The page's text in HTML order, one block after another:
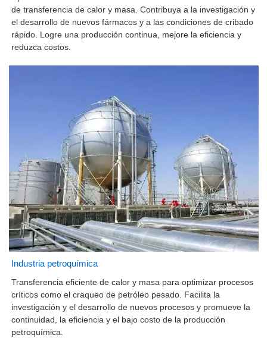
de transferencia de calor y masa. Contribuya a la investigación y
el desarrollo de nuevos fármacos y a las condiciones de cribado
rápido. Logre una producción continua, mejore la eficiencia y
reduzca costos.
Industria petroquímica
Transferencia eficiente de calor y masa para optimizar procesos
críticos como el craqueo de petróleo pesado. Facilita la
investigación y el desarrollo de nuevos procesos y promueve la
continuidad, la eficiencia y el bajo costo de la producción
petroquímica.